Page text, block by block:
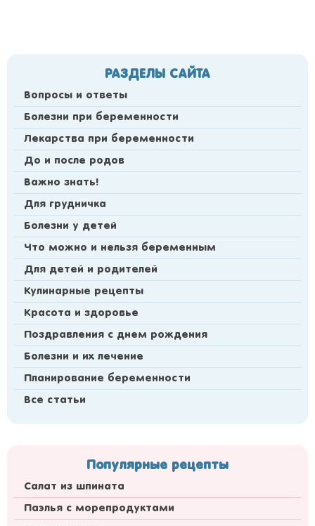
РАЗДЕЛЫ САЙТА
Вопросы и ответы
Болезни при беременности
Лекарства при беременности
До и после родов
Важно знать!
Для грудничка
Болезни у детей
Что можно и нельзя беременным
Для детей и родителей
Кулинарные рецепты
Красота и здоровье
Поздравления с днем рождения
Болезни и их лечение
Планирование беременности
Все статьи
Популярные рецепты
Салат из шпината
Паэлья с морепродуктами